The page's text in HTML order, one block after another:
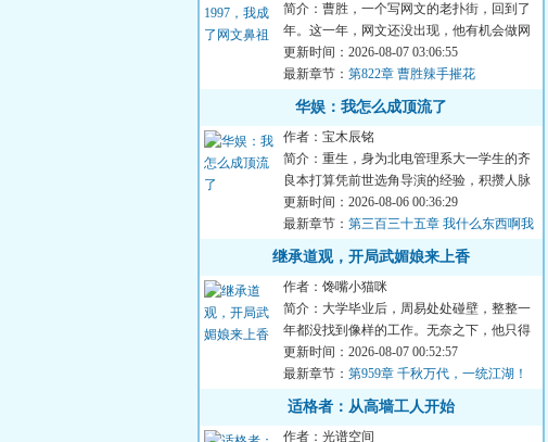
简介：曹胜，一个写网文的老扑街，回到了
年。这一年，网文还没出现，他有机会做网
文鼻祖。这个诱惑对他来...
更新时间：2026-08-07 03:06:55
最新章节： 第822章 曹胜辣手摧花
华娱：我怎么成顶流了
作者：宝木辰铭
简介：重生，身为北电管理系大一学生的齐
良本打算凭前世选角导演的经验，积攒人脉
资本重操旧业。没想到进...
更新时间：2026-08-06 00:36:29
最新章节： 第三百三十五章 我什么东西啊我
去催人家
继承道观，开局武媚娘来上香
作者：馋嘴小猫咪
简介：大学毕业后，周易处处碰壁，整整一
年都没找到像样的工作。无奈之下，他只得
翻出上学时爷爷给自己办...
更新时间：2026-08-07 00:52:57
最新章节： 第959章 千秋万代，一统江湖！
【求月票】
适格者：从高墙工人开始
作者：光谱空间